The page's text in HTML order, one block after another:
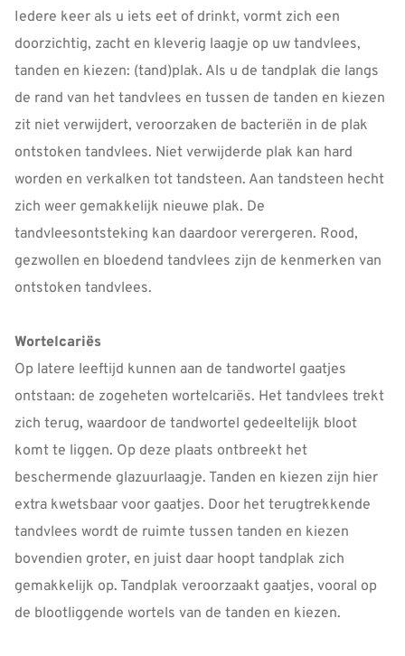
Iedere keer als u iets eet of drinkt, vormt zich een
doorzichtig, zacht en kleverig laagje op uw tandvlees,
tanden en kiezen: (tand)plak. Als u de tandplak die langs
de rand van het tandvlees en tussen de tanden en kiezen
zit niet verwijdert, veroorzaken de bacteriën in de plak
ontstoken tandvlees. Niet verwijderde plak kan hard
worden en verkalken tot tandsteen. Aan tandsteen hecht
zich weer gemakkelijk nieuwe plak. De
tandvleesontsteking kan daardoor verergeren. Rood,
gezwollen en bloedend tandvlees zijn de kenmerken van
ontstoken tandvlees.
Wortelcariës
Op latere leeftijd kunnen aan de tandwortel gaatjes
ontstaan: de zogeheten wortelcariës. Het tandvlees trekt
zich terug, waardoor de tandwortel gedeeltelijk bloot
komt te liggen. Op deze plaats ontbreekt het
beschermende glazuurlaagje. Tanden en kiezen zijn hier
extra kwetsbaar voor gaatjes. Door het terugtrekkende
tandvlees wordt de ruimte tussen tanden en kiezen
bovendien groter, en juist daar hoopt tandplak zich
gemakkelijk op. Tandplak veroorzaakt gaatjes, vooral op
de blootliggende wortels van de tanden en kiezen.